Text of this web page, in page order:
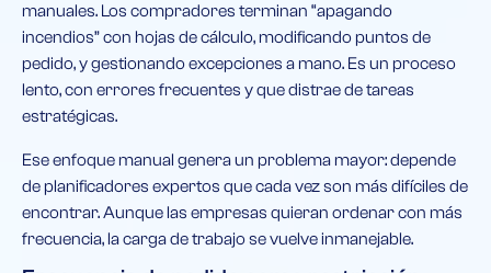
manuales. Los compradores terminan “apagando
incendios” con hojas de cálculo, modificando puntos de
pedido, y gestionando excepciones a mano. Es un proceso
lento, con errores frecuentes y que distrae de tareas
estratégicas.
Ese enfoque manual genera un problema mayor: depende
de planificadores expertos que cada vez son más difíciles de
encontrar. Aunque las empresas quieran ordenar con más
frecuencia, la carga de trabajo se vuelve inmanejable.